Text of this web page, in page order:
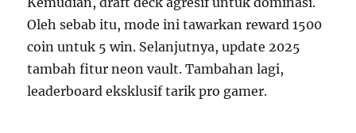
Oleh sebab itu, mode ini tawarkan reward 1500
coin untuk 5 win. Selanjutnya, update 2025
tambah fitur neon vault. Tambahan lagi,
leaderboard eksklusif tarik pro gamer.